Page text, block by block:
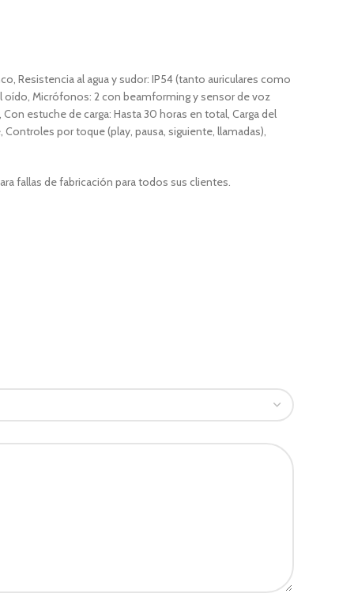
Resistencia al agua y sudor: IP54 (tanto auriculares como
oído, Micrófonos: 2 con beamforming y sensor de voz
estuche de carga: Hasta 30 horas en total, Carga del
por toque (play, pausa, siguiente, llamadas),
fallas de fabricación para todos sus clientes.